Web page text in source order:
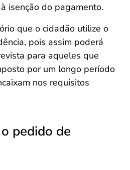
isenção do pagamento.
que o cidadão utilize o
pois assim poderá
para aqueles que
por um longo período
nos requisitos
pedido de